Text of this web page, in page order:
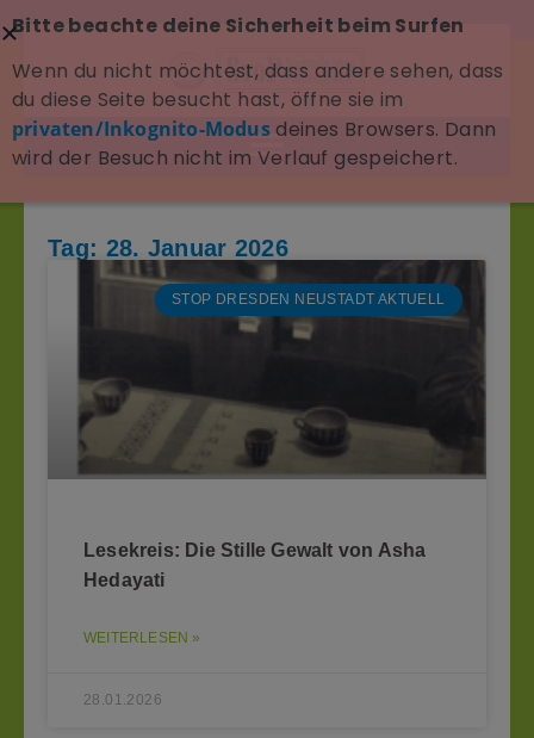
Tag: 28. Januar 2026
STOP DRESDEN NEUSTADT AKTUELL
Lesekreis: Die Stille Gewalt von Asha
Hedayati
WEITERLESEN »
28.01.2026
Bitte beachte deine Sicherheit beim Surfen
Wenn du nicht möchtest, dass andere sehen, dass
du diese Seite besucht hast, öffne sie im
privaten/Inkognito-Modusdeines Browsers. Dann
wird der Besuch nicht im Verlauf gespeichert.